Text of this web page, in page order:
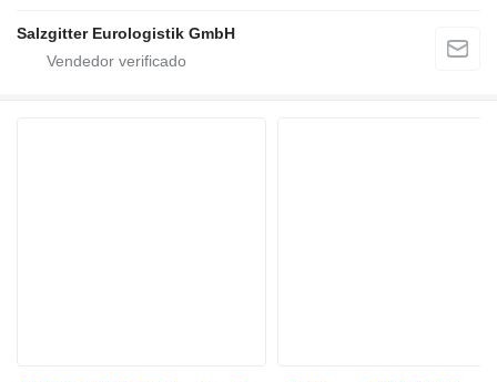
Salzgitter Eurologistik GmbH